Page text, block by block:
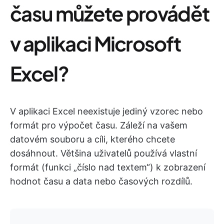
času můžete provádět
v aplikaci Microsoft
Excel?
V aplikaci Excel neexistuje jediný vzorec nebo
formát pro výpočet času. Záleží na vašem
datovém souboru a cíli, kterého chcete
dosáhnout. Většina uživatelů používá vlastní
formát (funkci „číslo nad textem“) k zobrazení
hodnot času a data nebo časových rozdílů.